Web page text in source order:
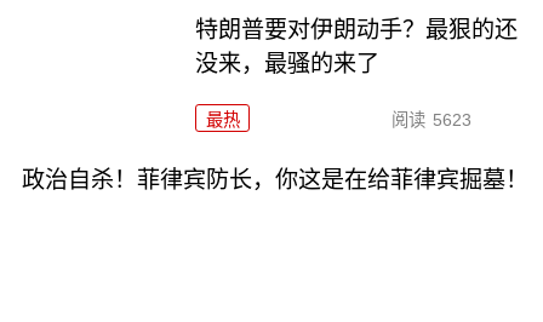
特朗普要对伊朗动手？最狠的还
没来，最骚的来了
最热 阅读 5623
政治自杀！菲律宾防长，你这是在给菲律宾掘墓！